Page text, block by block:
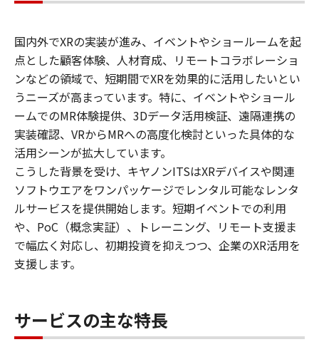
国内外でXRの実装が進み、イベントやショールームを起
点とした顧客体験、人材育成、リモートコラボレーショ
ンなどの領域で、短期間でXRを効果的に活用したいとい
うニーズが高まっています。特に、イベントやショール
ームでのMR体験提供、3Dデータ活用検証、遠隔連携の
実装確認、VRからMRへの高度化検討といった具体的な
活用シーンが拡大しています。
こうした背景を受け、キヤノンITSはXRデバイスや関連
ソフトウエアをワンパッケージでレンタル可能なレンタ
ルサービスを提供開始します。短期イベントでの利用
や、PoC（概念実証）、トレーニング、リモート支援ま
で幅広く対応し、初期投資を抑えつつ、企業のXR活用を
支援します。
サービスの主な特長